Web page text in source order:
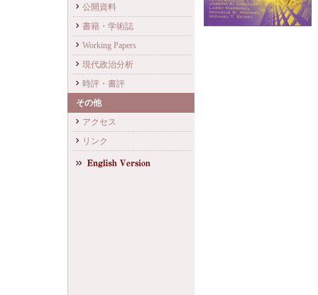
公開資料
書籍・学術誌
Working Papers
現代政治分析
時評・書評
その他
アクセス
リンク